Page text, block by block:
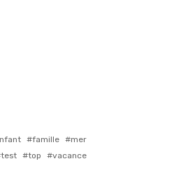
famille
mer
test top vacance